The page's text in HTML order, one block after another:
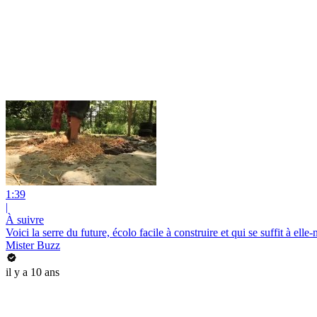
1:39
|
À suivre
Voici la serre du future, écolo facile à construire et qui se suffit à elle-
Mister Buzz
il y a 10 ans